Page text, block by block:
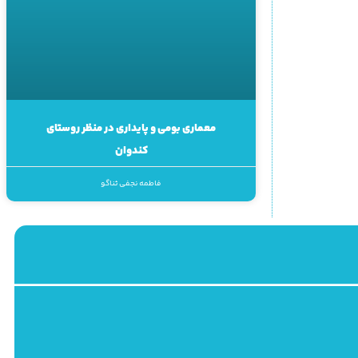
معماری بومی و پایداری در منظر روستای
کندوان
فاطمه نجفی ثناگو